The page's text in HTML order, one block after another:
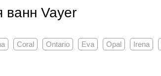
ванн Vayer
Coral Ontario Eva Opal Irena